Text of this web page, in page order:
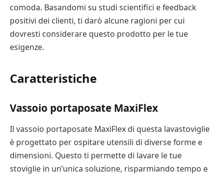
comoda. Basandomi su studi scientifici e feedback
positivi dei clienti, ti darò alcune ragioni per cui
dovresti considerare questo prodotto per le tue
esigenze.
Caratteristiche
Vassoio portaposate MaxiFlex
Il vassoio portaposate MaxiFlex di questa lavastoviglie
è progettato per ospitare utensili di diverse forme e
dimensioni. Questo ti permette di lavare le tue
stoviglie in un’unica soluzione, risparmiando tempo e